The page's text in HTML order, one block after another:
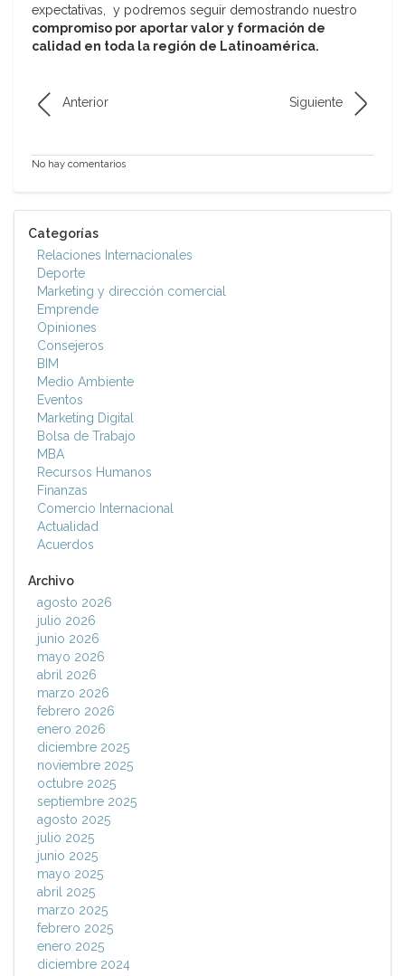
expectativas, y podremos seguir demostrando nuestro
compromiso por aportar valor y formación de
calidad en toda la región de Latinoamérica.
Anterior Siguiente
No hay comentarios
Categorías
Relaciones Internacionales
Deporte
Marketing y dirección comercial
Emprende
Opiniones
Consejeros
BIM
Medio Ambiente
Eventos
Marketing Digital
Bolsa de Trabajo
MBA
Recursos Humanos
Finanzas
Comercio Internacional
Actualidad
Acuerdos
Archivo
agosto 2026
julio 2026
junio 2026
mayo 2026
abril 2026
marzo 2026
febrero 2026
enero 2026
diciembre 2025
noviembre 2025
octubre 2025
septiembre 2025
agosto 2025
julio 2025
junio 2025
mayo 2025
abril 2025
marzo 2025
febrero 2025
enero 2025
diciembre 2024